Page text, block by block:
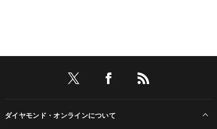
ダイヤモンド・オンラインについて